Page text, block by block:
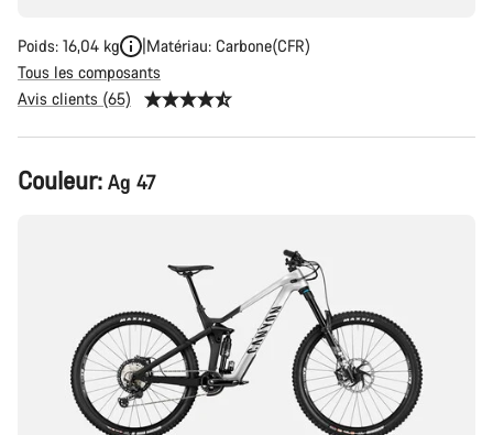
Poids: 16,04 kg
Matériau: Carbone(CFR)
Tous les composants
Avis clients (65)
Configuration
du
Couleur: Ag 47